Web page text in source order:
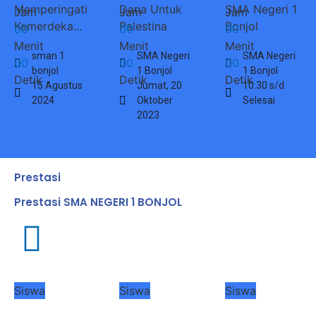
Memperingati
Kemerdeka...
sman 1
bonjol
15 Agustus
2024
Jam
00
Menit
00
Detik
Dana Untuk
Palestina
SMA Negeri
1 Bonjol
Jumat, 20
Oktober
2023
Jam
00
Menit
00
Detik
SMA Negeri 1
Bonjol
SMA Negeri
1 Bonjol
10:30 s/d
Selesai
Jam
00
Menit
00
Detik
Prestasi
Prestasi SMA NEGERI 1 BONJOL
Siswa Siswa Siswa